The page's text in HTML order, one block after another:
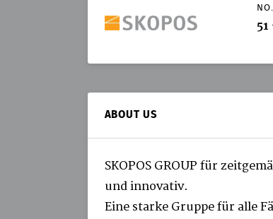
ABOUT US
SKOPOS GROUP für
und innovativ.
Eine starke Gruppe für alle